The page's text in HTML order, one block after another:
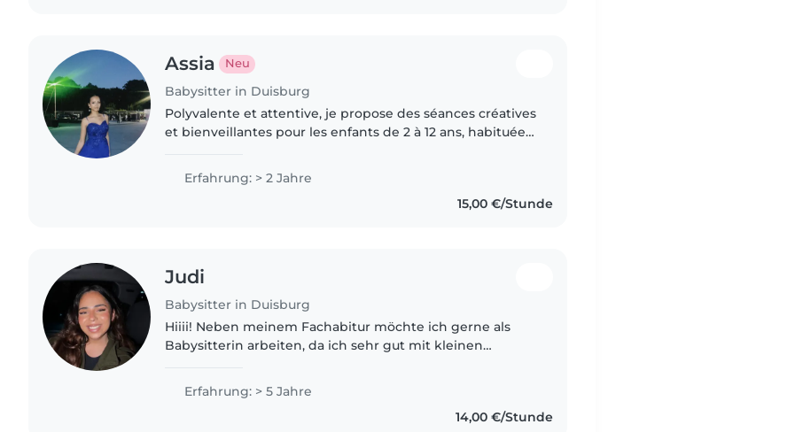
Assia Neu
Babysitter in Duisburg
Polyvalente et attentive, je propose des séances créatives
et bienveillantes pour les enfants de 2 à 12 ans, habituée
secours,..
Erfahrung: > 2 Jahre
15,00 €/Stunde
Judi
Babysitter in Duisburg
Hiiii! Neben meinem Fachabitur möchte ich gerne als
Babysitterin arbeiten, da ich sehr gut mit kleinen
Betreuung von Kindern gesammelt..
Erfahrung: > 5 Jahre
14,00 €/Stunde